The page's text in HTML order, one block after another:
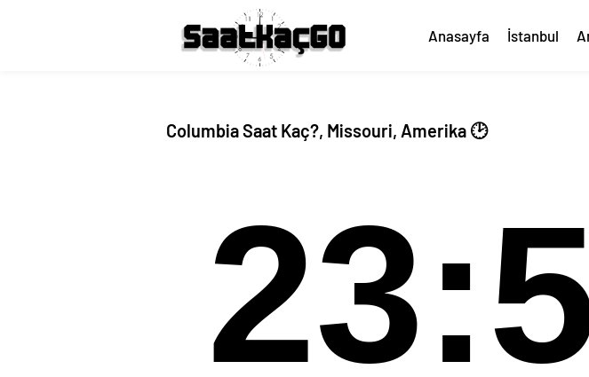
Anasayfa İstanbul
Columbia Saat Kaç?, Missouri, Amerika 🕑